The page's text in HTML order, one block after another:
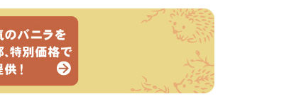
保証期間について